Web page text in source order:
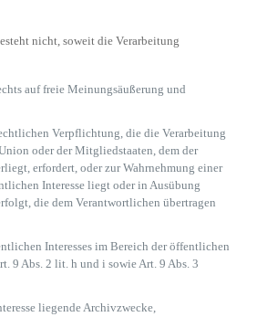
nicht, soweit die Verarbeitung
auf freie Meinungsäußerung und
Verpflichtung, die die Verarbeitung
oder der Mitgliedstaaten, dem der
erfordert, oder zur Wahrnehmung einer
Interesse liegt oder in Ausübung
die dem Verantwortlichen übertragen
Interesses im Bereich der öffentlichen
9 Abs. 2 lit. h und i sowie Art. 9 Abs. 3
liegende Archivzwecke,